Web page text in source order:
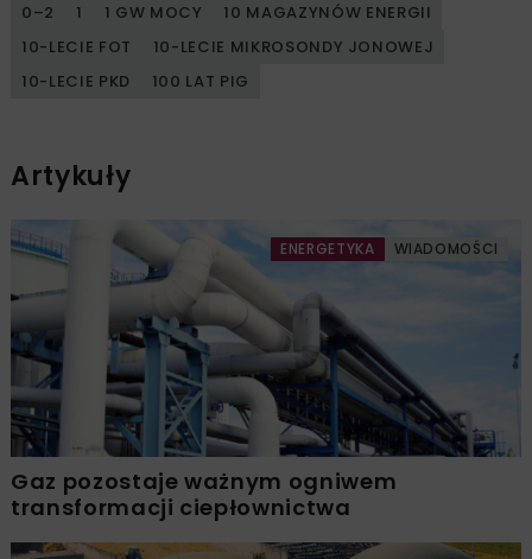
0–2
1 1 GW MOCY
10 MAGAZYNÓW ENERGII
10-LECIE FOT
10-LECIE MIKROSONDY JONOWEJ
10-LECIE PKD
100 LAT PIG
Artykuły
ENERGETYKA WIADOMOŚCI
Gaz pozostaje ważnym ogniwem
transformacji ciepłownictwa